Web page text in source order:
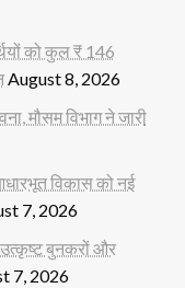
को कुल ₹ 146
August 8, 2026
मौसम विभाग ने जारी
विकास को नई
7, 2026
उत्कृष्ट बुनकरों और
7, 2026